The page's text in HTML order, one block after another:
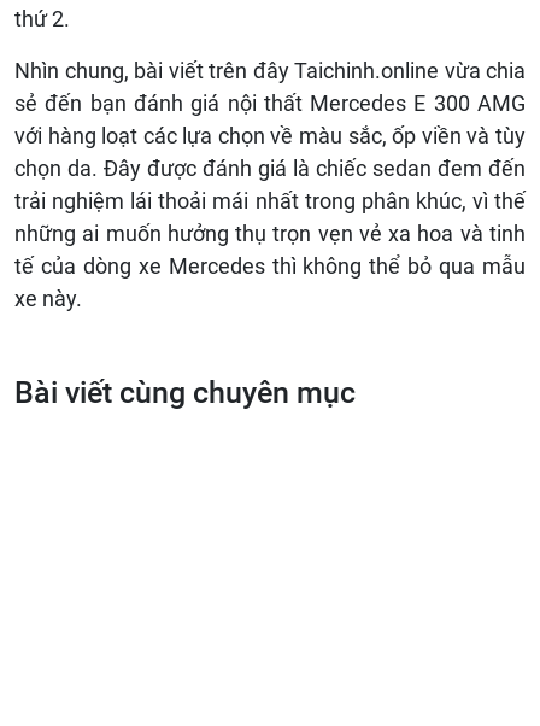
thứ 2.
Nhìn chung, bài viết trên đây Taichinh.online vừa chia
sẻ đến bạn đánh giá nội thất Mercedes E 300 AMG
với hàng loạt các lựa chọn về màu sắc, ốp viền và tùy
chọn da. Đây được đánh giá là chiếc sedan đem đến
trải nghiệm lái thoải mái nhất trong phân khúc, vì thế
những ai muốn hưởng thụ trọn vẹn vẻ xa hoa và tinh
tế của dòng xe Mercedes thì không thể bỏ qua mẫu
xe này.
Bài viết cùng chuyên mục